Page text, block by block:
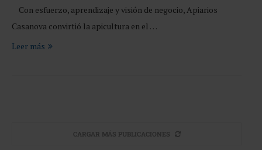
Con esfuerzo, aprendizaje y visión de negocio, Apiarios
Casanova convirtió la apicultura en el …
Leer más
CARGAR MÁS PUBLICACIONES